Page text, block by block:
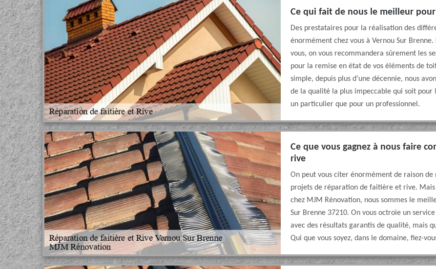
Ce qui fait de nous le meilleur
Des prestataires pour la réalisation des
énormément chez vous à Vernou Sur
vous, on vous recommandera sûrement les
pour la remise en état de vos éléments de
simple, depuis plus d’une décennie, nous
de la qualité la plus impeccable qui soit
un particulier que pour un professionnel.
Ce que vous gagnez à nous faire
rive
On peut vous citer énormément de raison
projets de réparation de faitière et rive. Mais
chez MJM Rénovation, nous sommes le
Sur Brenne 37210. On vous octroie un
avec des résultats garantis de qualité, mais
Qui que vous soyez, dans le domaine, fiez-